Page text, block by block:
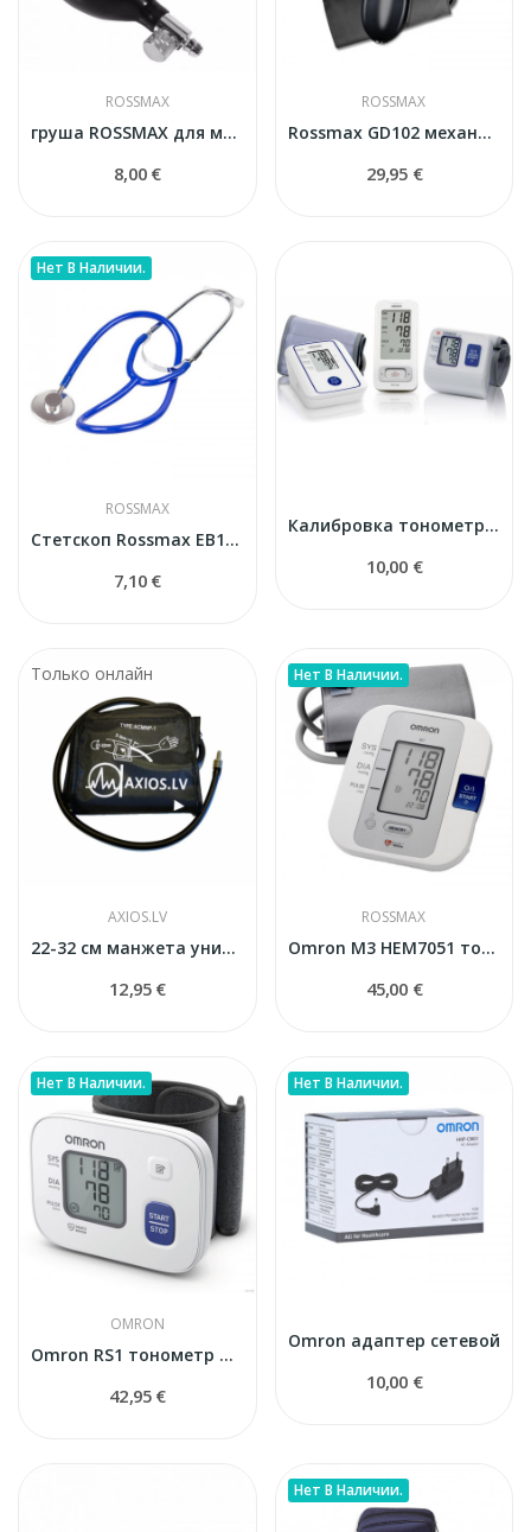
ROSSMAX
груша ROSSMAX для механического тонометра
8,00 €
ROSSMAX
Rossmax GD102 механический тонометр
29,95 €
Нет В Наличии.
ROSSMAX
Стетскоп Rossmax EB100 синий
7,10 €
Калибровка тонометров
10,00 €
Только онлайн
AXIOS.LV
22-32 см манжета универсальная для тонометров
12,95 €
Нет В Наличии.
ROSSMAX
Omron M3 HEM7051 тонометр со скидкой
45,00 €
Нет В Наличии.
OMRON
Omron RS1 тонометр на запястье
42,95 €
Нет В Наличии.
Omron адаптер сетевой
10,00 €
Нет В Наличии.